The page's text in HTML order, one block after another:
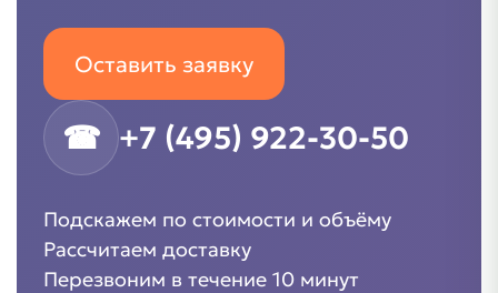
Оставить заявку
☎ +7 (495) 922-30-50
Подскажем по стоимости и объёму
Рассчитаем доставку
Перезвоним в течение 10 минут